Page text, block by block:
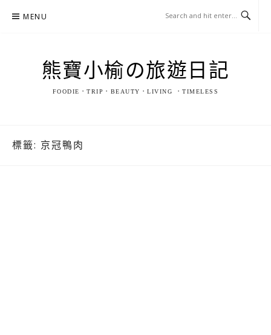
MENU
熊寶小榆の旅遊日記
FOODIE．TRIP．BEAUTY．LIVING ．TIMELESS
標籤: 京冠鴨肉